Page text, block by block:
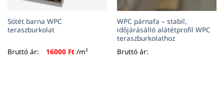
Sötét barna WPC
teraszburkolat
Bruttó ár: 16000 Ft/m²
WPC párnafa – stabil,
időjárásálló alátétprofil WPC
teraszburkolathoz
Bruttó ár: